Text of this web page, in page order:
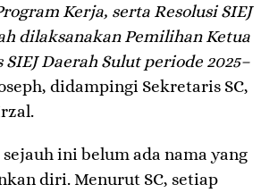
Kerja, serta Resolusi SIEJ
dilaksanakan Pemilihan Ketua
Daerah Sulut periode 2025–
didampingi Sekretaris SC,
ini belum ada nama yang
diri. Menurut SC, setiap